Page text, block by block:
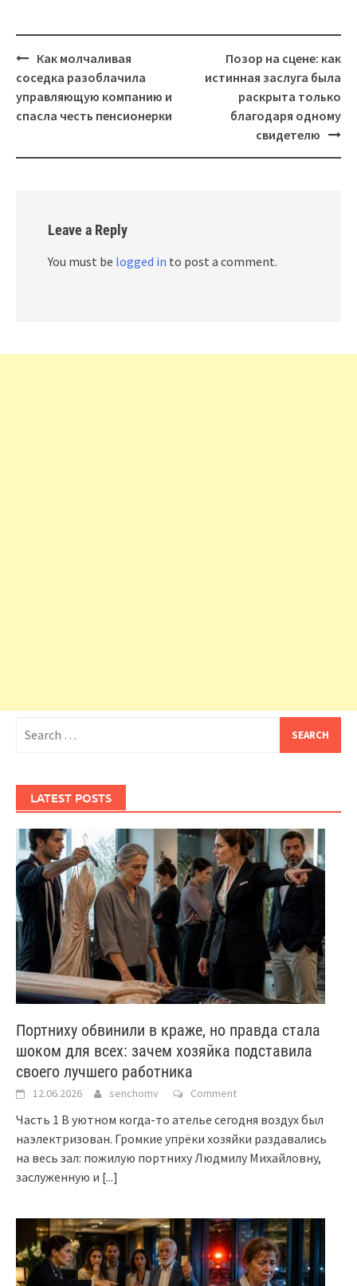
Post
navigation
Как молчаливая
соседка разоблачила
управляющую компанию и
спасла честь пенсионерки
Позор на сцене: как
истинная заслуга была
раскрыта только
благодаря одному
свидетелю
Leave a Reply
You must be logged in to post a comment.
for:
LATEST POSTS
Портниху обвинили в краже, но правда стала
шоком для всех: зачем хозяйка подставила
своего лучшего работника
12.06.2026 senchomv Comment
Часть 1 В уютном когда-то ателье сегодня воздух был
наэлектризован. Громкие упрёки хозяйки раздавались
на весь зал: пожилую портниху Людмилу Михайловну,
заслуженную и [...]